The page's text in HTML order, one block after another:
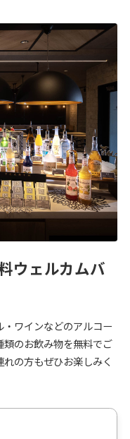
ウェルカムバ
ワインなどのアルコー
のお飲み物を無料でご
の方もぜひお楽しみく